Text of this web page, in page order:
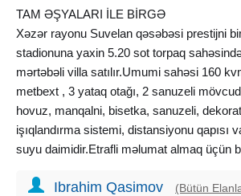
TAM ƏŞYALARI İLE BİRGƏ
Xəzər rayonu Suvelan qəsəbəsi prestijni
stadionuna yaxin 5.20 sot torpaq
mərtəbəli villa satılır.Umumi sahəsi 160
metbext , 3 yataq otağı, 2 sanuzeli
hovuz, manqalni, bisetka, sanuzeli,
işıqlandırma sistemi, distansiyonu qapısı
suyu daimidir.Etrafli məlumat almaq üçün
Bakı, Həyət evi, Şüvəlan qəs.
Ibrahim Qasimov (Bütün